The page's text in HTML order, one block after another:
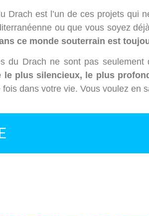
Drach est l’un de ces projets qui
ou que vous soyez
ce monde souterrain est
du Drach ne sont pas
le plus silencieux, le plus
dans votre vie. Vous voulez en